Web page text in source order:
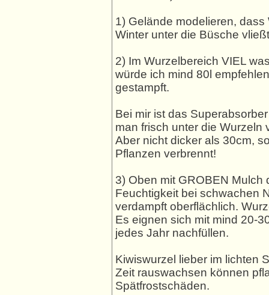
1) Gelände modelieren,
Winter unter die Büsche vließt
2) Im Wurzelbereich VIEL
würde ich mind 80l
gestampft.
Bei mir ist das
man frisch unter die Wurzeln
Aber nicht dicker als 30cm,
Pflanzen verbrennt!
3) Oben mit GROBEN Mulch
Feuchtigkeit bei schwachen
verdampft oberflächlich.
Es eignen sich mit mind 20-
jedes Jahr nachfüllen.
Kiwiswurzel lieber im lichten
Zeit rauswachsen können
Spätfrostschäden.